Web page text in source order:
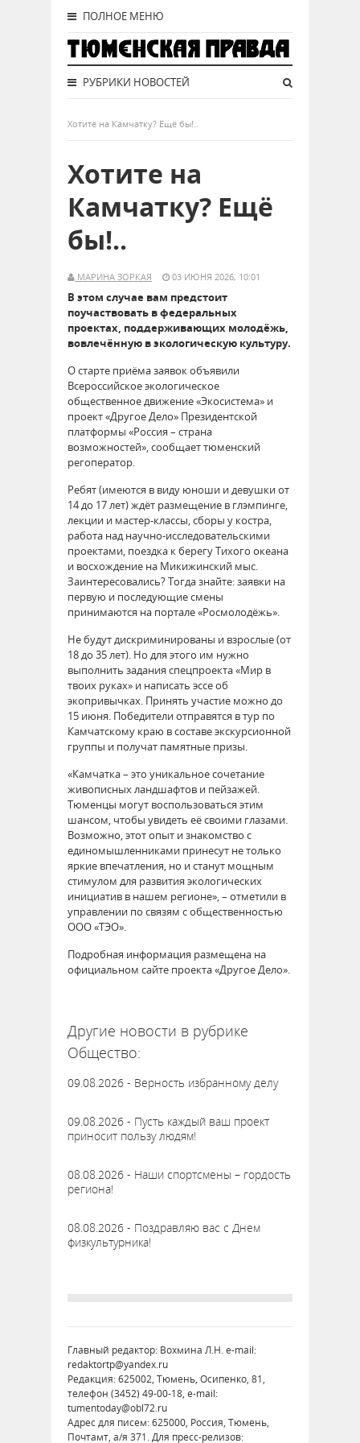
ПОЛНОЕ МЕНЮ
РУБРИКИ НОВОСТЕЙ
Хотите на Камчатку? Ещё бы!..
Хотите на
Камчатку? Ещё
бы!..
МАРИНА ЗОРКАЯ 03 ИЮНЯ 2026, 10:01
В этом случае вам предстоит
поучаствовать в федеральных
проектах, поддерживающих молодёжь,
вовлечённую в экологическую культуру.
О старте приёма заявок объявили
Всероссийское экологическое
общественное движение «Экосистема» и
проект «Другое Дело» Президентской
платформы «Россия – страна
возможностей», сообщает тюменский
регоператор.
Ребят (имеются в виду юноши и девушки от
14 до 17 лет) ждёт размещение в глэмпинге,
лекции и мастер-классы, сборы у костра,
работа над научно-исследовательскими
проектами, поездка к берегу Тихого океана
и восхождение на Микижинский мыс.
Заинтересовались? Тогда знайте: заявки на
первую и последующие смены
принимаются на портале «Росмолодёжь».
Не будут дискриминированы и взрослые (от
18 до 35 лет). Но для этого им нужно
выполнить задания спецпроекта «Мир в
твоих руках» и написать эссе об
экопривычках. Принять участие можно до
15 июня. Победители отправятся в тур по
Камчатскому краю в составе экскурсионной
группы и получат памятные призы.
«Камчатка – это уникальное сочетание
живописных ландшафтов и пейзажей.
Тюменцы могут воспользоваться этим
шансом, чтобы увидеть её своими глазами.
Возможно, этот опыт и знакомство с
единомышленниками принесут не только
яркие впечатления, но и станут мощным
стимулом для развития экологических
инициатив в нашем регионе», – отметили в
управлении по связям с общественностью
ООО «ТЭО».
Подробная информация размещена на
официальном сайте проекта «Другое Дело».
Другие новости в рубрике
Общество:
09.08.2026 - Верность избранному делу
09.08.2026 - Пусть каждый ваш проект
приносит пользу людям!
08.08.2026 - Наши спортсмены – гордость
региона!
08.08.2026 - Поздравляю вас с Днем
физкультурника!
Главный редактор: Вохмина Л.Н. e-mail:
redaktortp@yandex.ru
Редакция: 625002, Тюмень, Осипенко, 81,
телефон (3452) 49-00-18, e-mail:
tumentoday@obl72.ru
Адрес для писем: 625000, Россия, Тюмень,
Почтамт, а/я 371. Для пресс-релизов: